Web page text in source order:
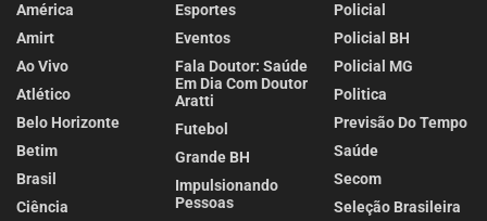
América
Amirt
Ao Vivo
Atlético
Belo Horizonte
Betim
Brasil
Ciência
Esportes
Eventos
Fala Doutor: Saúde
Em Dia Com Doutor
Aratti
Futebol
Grande BH
Impulsionando
Pessoas
Policial
Policial BH
Policial MG
Politica
Previsão Do Tempo
Saúde
Secom
Seleção Brasileira